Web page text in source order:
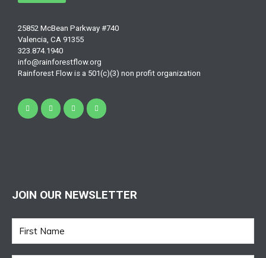
25852 McBean Parkway #740
Valencia, CA 91355
323.874.1940
info@rainforestflow.org
Rainforest Flow is a 501(c)(3) non profit organization
JOIN OUR NEWSLETTER